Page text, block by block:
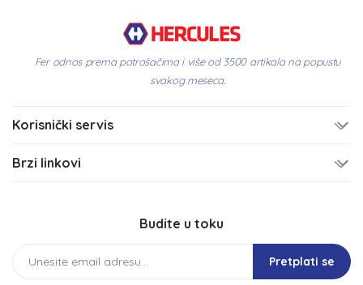
Fer odnos prema potrošačima i više od 3500 artikala na popustu
svakog meseca.
Korisnički servis
Brzi linkovi
Budite u toku
Pretplati se